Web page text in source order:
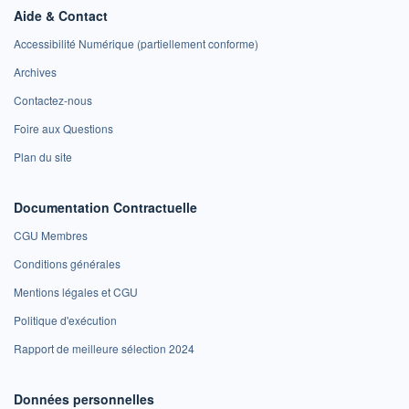
Aide & Contact
Accessibilité Numérique (partiellement conforme)
Archives
Contactez-nous
Foire aux Questions
Plan du site
Documentation Contractuelle
CGU Membres
Conditions générales
Mentions légales et CGU
Politique d'exécution
Rapport de meilleure sélection 2024
Données personnelles